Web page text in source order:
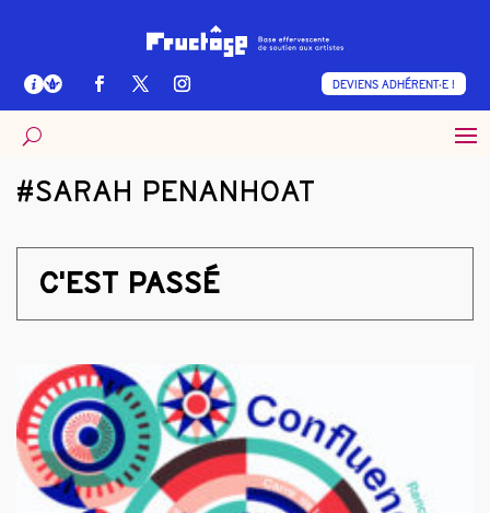
DEVIENS ADHÉRENT·E !
#SARAH PENANHOAT
C'EST PASSÉ